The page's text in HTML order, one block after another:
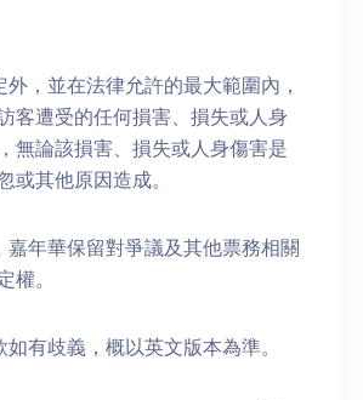
外，並在法律允許的最大範圍內，
客遭受的任何損害、損失或人身
無論該損害、損失或人身傷害是
或其他原因造成。
嘉年華保留對爭議及其他票務相關
權。
有歧義，概以英文版本為準。